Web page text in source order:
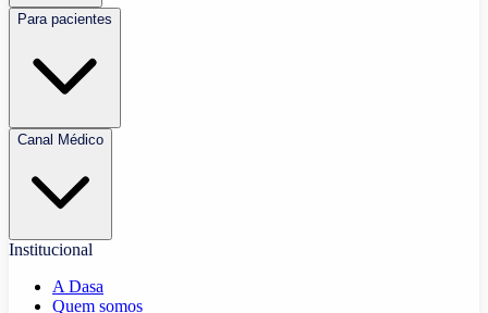
Para pacientes
Canal Médico
Institucional
A Dasa
Quem somos